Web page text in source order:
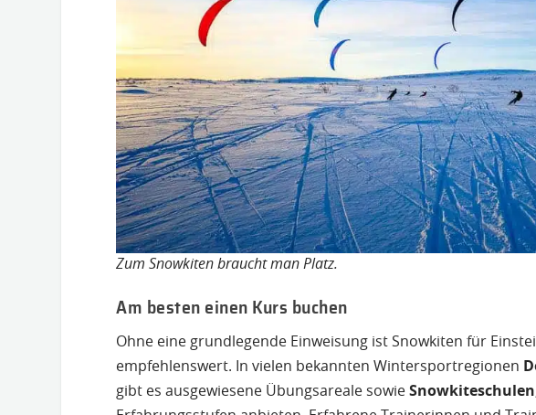
Zum Snowkiten braucht man Platz.
Am besten einen Kurs buchen
Ohne eine grundlegende Einweisung ist Snowkiten für
empfehlenswert. In vielen bekannten Wintersportregionen
gibt es ausgewiesene Übungsareale sowieSnowkiteschulen